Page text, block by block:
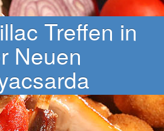
Treffen in
Neuen